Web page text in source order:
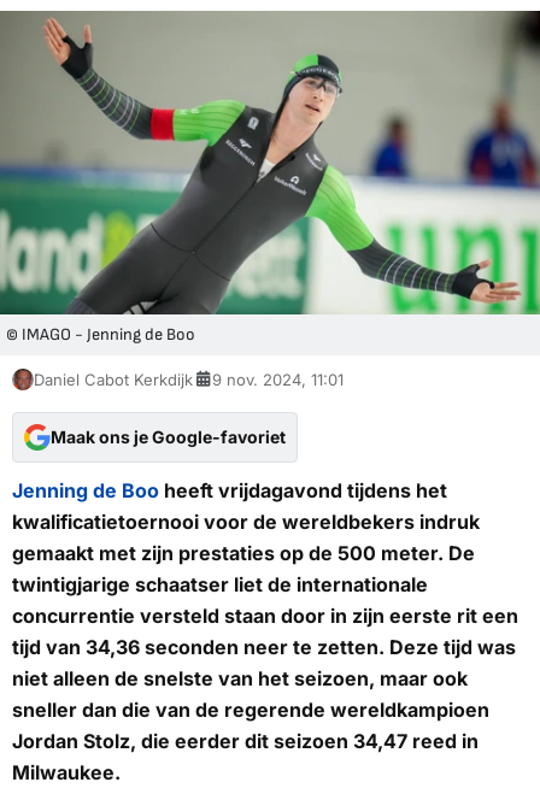
© IMAGO - Jenning de Boo
Daniel Cabot Kerkdijk 9 nov. 2024, 11:01
Maak ons je Google-favoriet
Jenning de Boo heeft vrijdagavond tijdens het
kwalificatietoernooi voor de wereldbekers indruk
gemaakt met zijn prestaties op de 500 meter. De
twintigjarige schaatser liet de internationale
concurrentie versteld staan door in zijn eerste rit een
tijd van 34,36 seconden neer te zetten. Deze tijd was
niet alleen de snelste van het seizoen, maar ook
sneller dan die van de regerende wereldkampioen
Jordan Stolz, die eerder dit seizoen 34,47 reed in
Milwaukee.